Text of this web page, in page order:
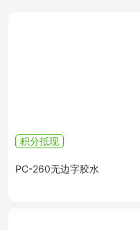
积分抵现
PC-260无边字胶水